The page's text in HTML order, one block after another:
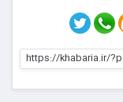
https://khabaria.ir/